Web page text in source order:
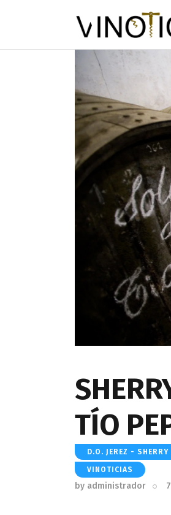
TÍO
D.O. JEREZ - SHERRY
VINOTICIAS
by administrador